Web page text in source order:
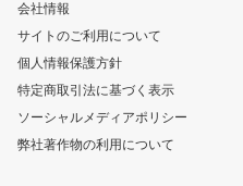
会社情報
サイトのご利用について
個人情報保護方針
特定商取引法に基づく表示
ソーシャルメディアポリシー
弊社著作物の利用について